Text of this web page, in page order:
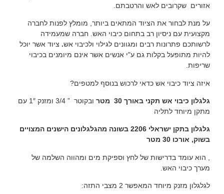
אזורים שקרובים לאש והרטבתם.
על מנת לבחור את הציוד המתאים ביותר, מומלץ לפנות לחברה
מקצועית עם ניסיון רב בתחום כיבוי האש. חברה שמעמידה
לרשותכם פתרונות רבים ומגוונים לגילוי ולכיבוי אש. ציוד אשר יוכל
להיות מתופעל בקלות גם ע"י אנשים אשר אינם מיומנים בכיבוי
שריפות.
איזה ציוד כיבוי אש כדאי לרכוש בנוסף למטפים?
גלגלון כיבוי אש תקני באורך 30 מטר
ובקוטר ” 3/4 ומזנק 1″ עם
מתקן מיוחד לתליה
גלגלון בתקן ישראלי 2206 בשונה מהגלגלונים הישנים המצויים
בשוק, אורכו 30 מטר
, הוא עומד בדרישות של לחץ וספיקת מים ומהווה השלמה של
מערך כיבוי האש.
לגלגלון מזנק מיוחד המאפשר 2 מצבי התזה: